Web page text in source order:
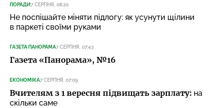
ПОРАДИ7 СЕРПНЯ, 08:20
Не поспішайте міняти підлогу: як усунути щілини
в паркеті своїми руками
ГАЗЕТА ПАНОРАМА7 СЕРПНЯ, 07:43
Газета «Панорама», №16
ЕКОНОМІКА7 СЕРПНЯ, 07:09
Вчителям з 1 вересня підвищать зарплату: на
скільки саме